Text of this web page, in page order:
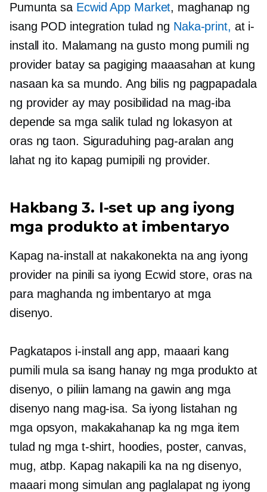
Pumunta sa Ecwid App Market, maghanap ng
isang POD integration tulad ng Naka-print, at i-
install ito. Malamang na gusto mong pumili ng
provider batay sa pagiging maaasahan at kung
nasaan ka sa mundo. Ang bilis ng pagpapadala
ng provider ay may posibilidad na mag-iba
depende sa mga salik tulad ng lokasyon at
oras ng taon. Siguraduhing pag-aralan ang
lahat ng ito kapag pumipili ng provider.
Hakbang 3. I-set up ang iyong
mga produkto at imbentaryo
Kapag na-install at nakakonekta na ang iyong
provider na pinili sa iyong Ecwid store, oras na
para maghanda ng imbentaryo at mga
disenyo.
Pagkatapos i-install ang app, maaari kang
pumili mula sa isang hanay ng mga produkto at
disenyo, o piliin lamang na gawin ang mga
disenyo nang mag-isa. Sa iyong listahan ng
mga opsyon, makakahanap ka ng mga item
tulad ng mga t-shirt, hoodies, poster, canvas,
mug, atbp. Kapag nakapili ka na ng disenyo,
maaari mong simulan ang paglalapat ng iyong